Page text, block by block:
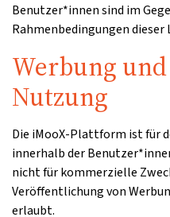
Benutzer*innen sind im
Rahmenbedingungen
Werbung
Nutzung
Die iMooX-Plattform ist für
innerhalb der
nicht für kommerzielle
Veröffentlichung von
erlaubt.